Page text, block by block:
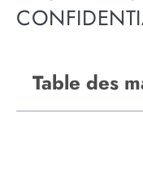
Table des